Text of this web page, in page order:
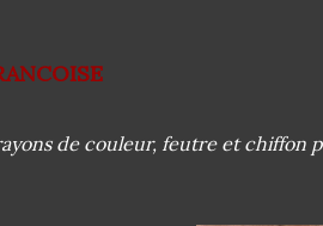
de couleur, feutre et chiffon